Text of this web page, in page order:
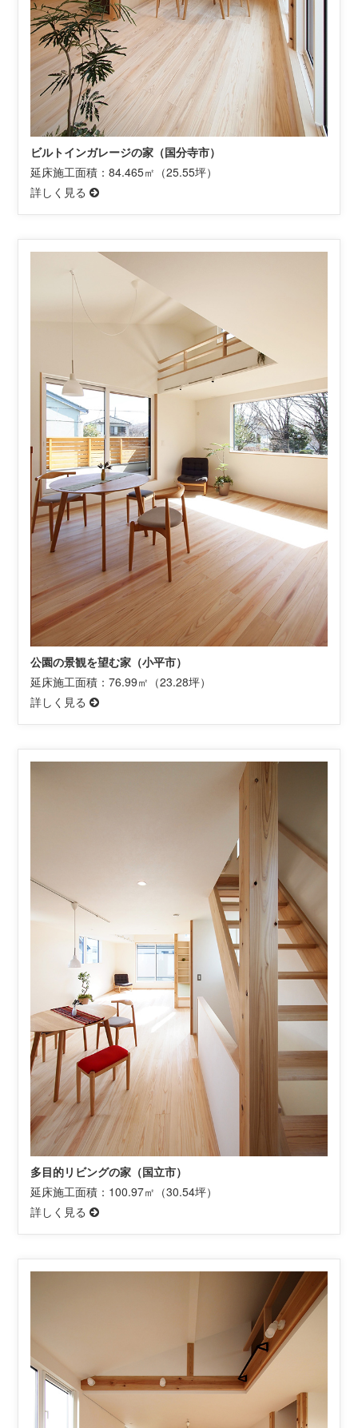
ビルトインガレージの家（国分寺市）
延床施工面積：84.465㎡（25.55坪）
詳しく見る
公園の景観を望む家（小平市）
延床施工面積：76.99㎡（23.28坪）
詳しく見る
多目的リビングの家（国立市）
延床施工面積：100.97㎡（30.54坪）
詳しく見る